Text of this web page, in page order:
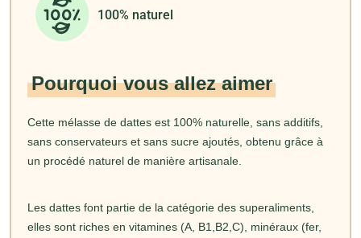
100% naturel
Pourquoi vous allez aimer
Cette mélasse de dattes est 100% naturelle, sans additifs,
sans conservateurs et sans sucre ajoutés, obtenu grâce à
un procédé naturel de manière artisanale.
Les dattes font partie de la catégorie des superaliments,
elles sont riches en vitamines (A, B1,B2,C), minéraux (fer,